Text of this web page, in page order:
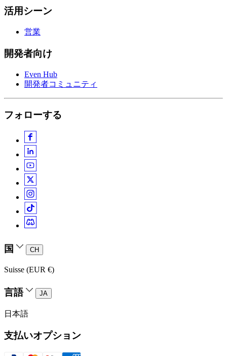
活用シーン
営業
開発者向け
Even Hub
開発者コミュニティ
フォローする
国 CH
Suisse (EUR €)
言語 JA
日本語
支払いオプション